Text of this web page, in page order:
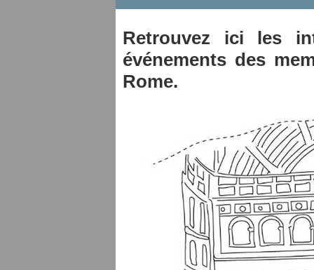
Retrouvez ici les
événements des
Rome.